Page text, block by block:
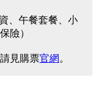
、午餐套餐、小
險）
見購票官網。